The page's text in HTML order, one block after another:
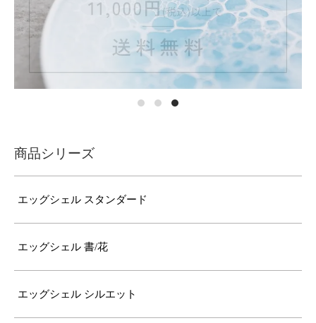
商品シリーズ
エッグシェル スタンダード
エッグシェル 書/花
エッグシェル シルエット